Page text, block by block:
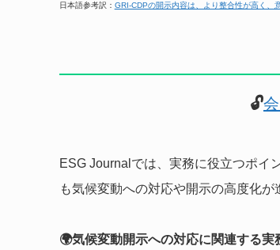
日本語参考訳： GRI-CDPの開示内容は、より整合性が高く、
🔓
ESG Journalでは、実務に役立つポイ
も気候変動への対応や開示の高度化
🌍気候変動開示への対応に関連する実